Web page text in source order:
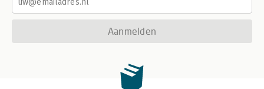
Aanmelden